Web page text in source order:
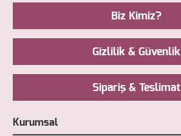
Biz Kimiz?
Gizlilik & Güvenlik
Sipariş & Teslimat
Kurumsal